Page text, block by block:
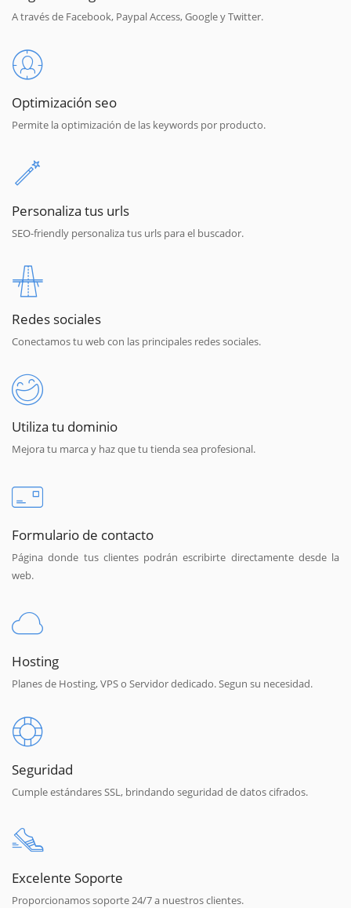
A través de Facebook, Paypal Access, Google y Twitter.
Optimización seo
Permite la optimización de las keywords por producto.
Personaliza tus urls
SEO-friendly personaliza tus urls para el buscador.
Redes sociales
Conectamos tu web con las principales redes sociales.
Utiliza tu dominio
Mejora tu marca y haz que tu tienda sea profesional.
Formulario de contacto
Página donde tus clientes podrán escribirte directamente desde la
web.
Hosting
Planes de Hosting, VPS o Servidor dedicado. Segun su necesidad.
Seguridad
Cumple estándares SSL, brindando seguridad de datos cifrados.
Excelente Soporte
Proporcionamos soporte 24/7 a nuestros clientes.